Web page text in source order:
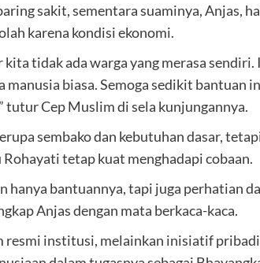
sakit, sementara suaminya, Anjas,
karena kondisi ekonomi.
tidak ada warga yang merasa
manusia biasa. Semoga sedikit bantuan
tutur Cep Muslim di sela kunjungannya.
sembako dan kebutuhan dasar,
tetap kuat menghadapi cobaan.
hanya bantuannya, tapi juga perhatian
Anjas dengan mata berkaca-kaca.
resmi institusi, melainkan inisiatif